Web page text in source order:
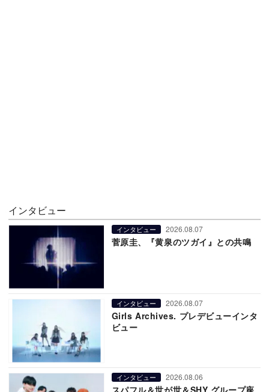
インタビュー
インタビュー 2026.08.07
菅原圭、『黄泉のツガイ』との共鳴
インタビュー 2026.08.07
Girls Archives. プレデビューインタ
ビュー
インタビュー 2026.08.06
スパフル＆世が世＆SHY グループ座